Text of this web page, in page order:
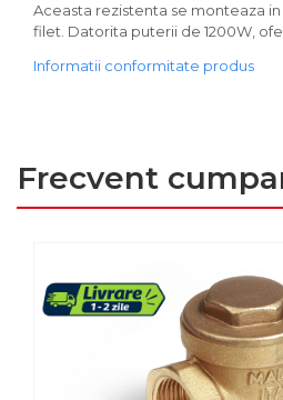
Mobila hol
Pantofare
Riflaje
Culcusuri pentru animale
Custi, cotete si tarcuri
Electronice & Iluminat
Aceasta rezistenta se monteaza
filet. Datorita puterii de 1200W,
Informatii conformitate produs
Frecvent